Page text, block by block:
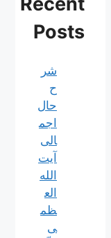
Posts
شر
ح
حال
اجم
الی
آیت‌
الله‌
الع
ظم
ی